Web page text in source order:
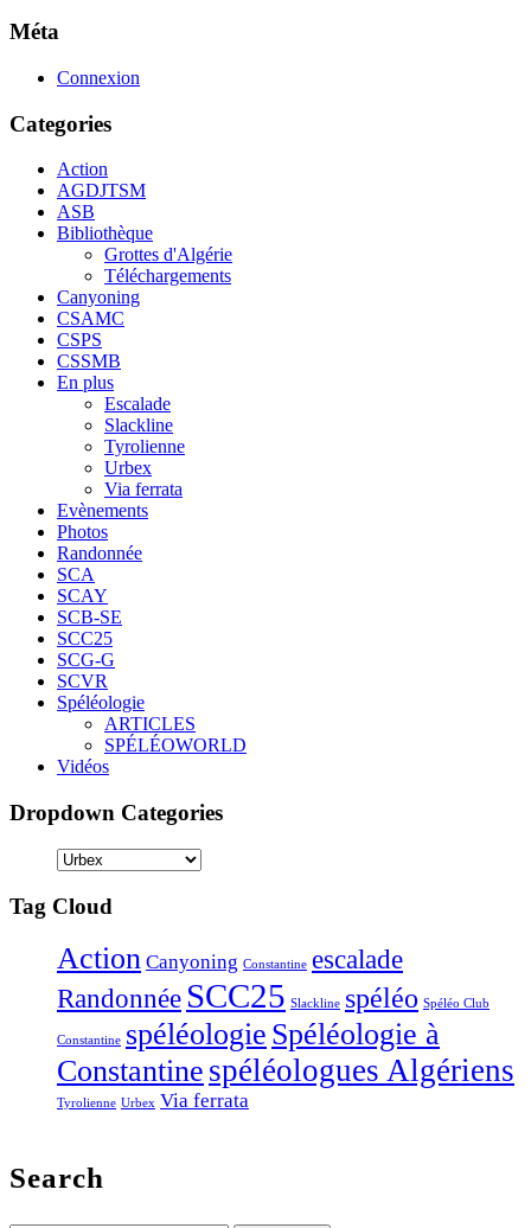
Méta
Connexion
Categories
Action
AGDJTSM
ASB
Bibliothèque
Grottes d'Algérie
Téléchargements
Canyoning
CSAMC
CSPS
CSSMB
En plus
Escalade
Slackline
Tyrolienne
Urbex
Via ferrata
Evènements
Photos
Randonnée
SCA
SCAY
SCB-SE
SCC25
SCG-G
SCVR
Spéléologie
ARTICLES
SPÉLÉOWORLD
Vidéos
Dropdown Categories
Tag Cloud
Action Canyoning Constantine escalade
Randonnée SCC25 Slackline spéléo Spéléo Club
Constantine spéléologie Spéléologie à
Constantine spéléologues Algériens
Tyrolienne Urbex Via ferrata
Search